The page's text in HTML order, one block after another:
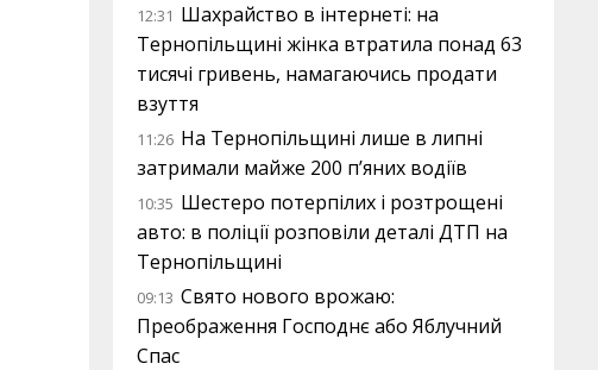
12:31 Шахрайство в інтернеті: на
Тернопільщині жінка втратила понад 63
тисячі гривень, намагаючись продати
взуття
11:26 На Тернопільщині лише в липні
затримали майже 200 п’яних водіїв
10:35 Шестеро потерпілих і розтрощені
авто: в поліції розповіли деталі ДТП на
Тернопільщині
09:13 Свято нового врожаю:
Преображення Господнє або Яблучний
Спас